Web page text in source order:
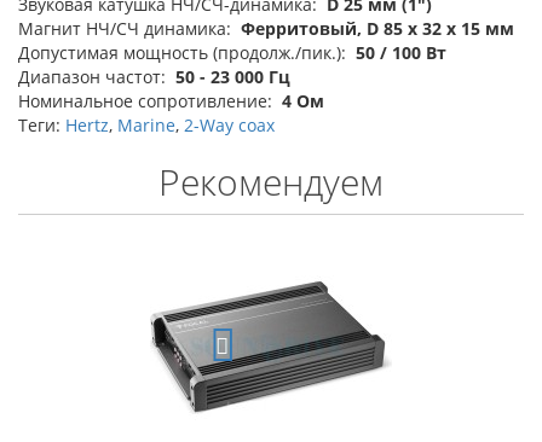
Магнит НЧ/СЧ динамика: Ферритовый, D 85 х 32 х 15 мм
Допустимая мощность (продолж./пик.): 50 / 100 Вт
Диапазон частот: 50 - 23 000 Гц
Номинальное сопротивление: 4 Ом
Теги: Hertz, Marine, 2-Way coax
Рекомендуем